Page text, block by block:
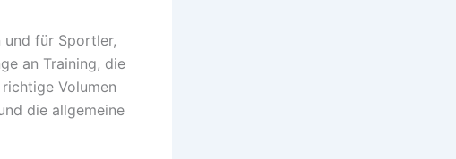
und für Sportler,
an Training, die
Volumen
die allgemeine